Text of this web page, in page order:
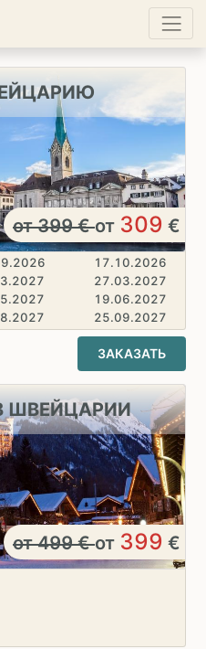
от399€от 309 €
17.10.2026
27.03.2027
19.06.2027
25.09.2027
ЗАКАЗАТЬ
ШВЕЙЦАРИИ
от499€от 399 €